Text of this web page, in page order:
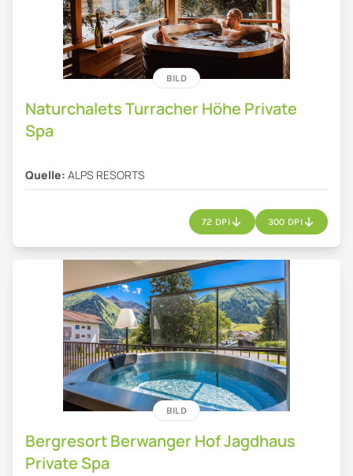
BILD
Naturchalets Turracher Höhe Private
Spa
Quelle: ALPS RESORTS
72 DPI 300 DPI
BILD
Bergresort Berwanger Hof Jagdhaus
Private Spa